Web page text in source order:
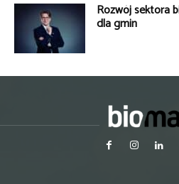
Rozwój sektora
dla gmin